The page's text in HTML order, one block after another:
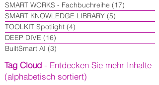
SMART WORKS - Fachbuchreihe (17)
SMART KNOWLEDGE LIBRARY (5)
TOOLKIT Spotlight (4)
DEEP DIVE (16)
BuiltSmart AI (3)
Tag Cloud - Entdecken Sie mehr Inhalte
(alphabetisch sortiert)